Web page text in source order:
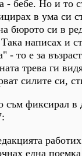
- бебе. Но и то
в ума си
бюрото си в
написах и
- то е за
трева ги
силите си,
съм фиксирал в
една